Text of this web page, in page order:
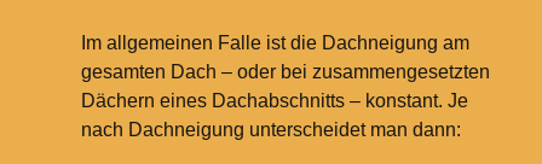
Im allgemeinen Falle ist die Dachneigung am
gesamten Dach – oder bei zusammengesetzten
Dächern eines Dachabschnitts – konstant. Je
nach Dachneigung unterscheidet man dann: